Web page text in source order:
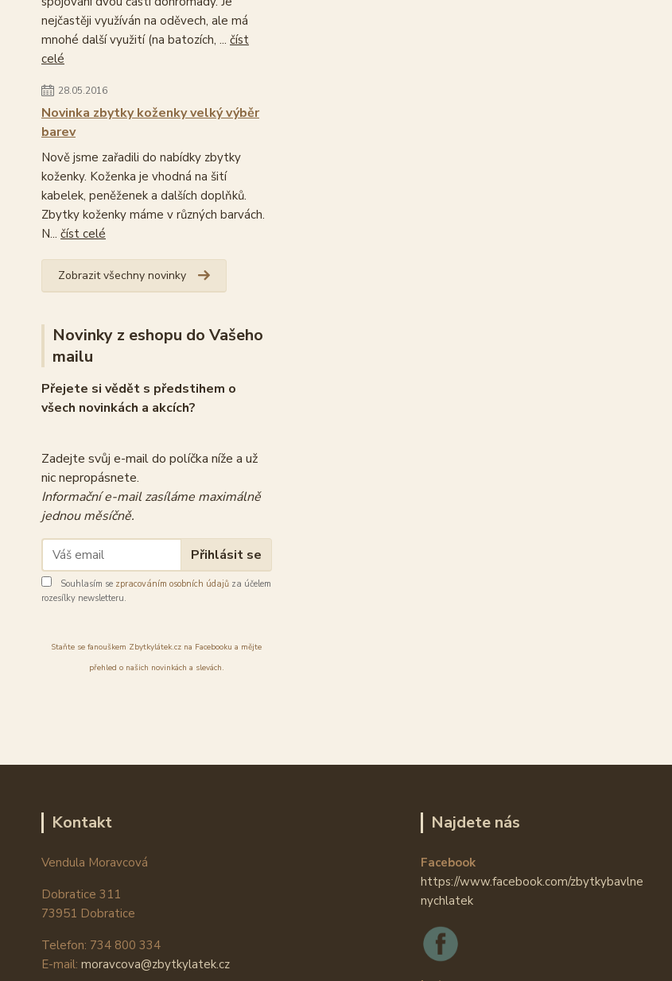
nejčastěji využíván na oděvech, ale má
mnohé další využití (na batozích, ... číst
celé
28.05.2016
Novinka zbytky koženky velký výběr
barev
Nově jsme zařadili do nabídky zbytky
koženky. Koženka je vhodná na šití
kabelek, peněženek a dalších doplňků.
Zbytky koženky máme v různých barvách.
N... číst celé
Zobrazit všechny novinky
Novinky z eshopu do Vašeho
mailu
Přejete si vědět s předstihem o
všech novinkách a akcích?
Zadejte svůj e-mail do políčka níže a už
nic nepropásnete.
Informační e-mail zasíláme maximálně
jednou měsíčně.
Přihlásit se
Souhlasím se zpracováním osobních údajů za účelem
rozesílky newsletteru.
Staňte se fanouškem Zbytkylátek.cz na Facebooku a mějte
přehled o našich novinkách a slevách.
Kontakt
Vendula Moravcová
Dobratice 311
73951 Dobratice
Telefon: 734 800 334
E-mail: moravcova@zbytkylatek.cz
Najdete nás
Facebook
https://www.facebook.com/zbytkybavlne
nychlatek